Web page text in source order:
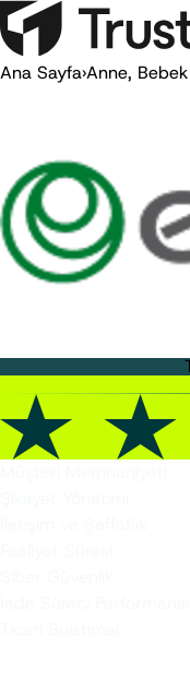
Ana Sayfa›Anne,